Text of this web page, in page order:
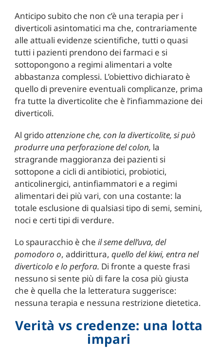
Anticipo subito che non c’è una terapia per i
diverticoli asintomatici ma che, contrariamente
alle attuali evidenze scientifiche, tutti o quasi
tutti i pazienti prendono dei farmaci e si
sottopongono a regimi alimentari a volte
abbastanza complessi. L’obiettivo dichiarato è
quello di prevenire eventuali complicanze, prima
fra tutte la diverticolite che è l’infiammazione dei
diverticoli.
Al gridoattenzione che, con la diverticolite, si può
produrre una perforazione del colon, la
stragrande maggioranza dei pazienti si
sottopone a cicli di antibiotici, probiotici,
anticolinergici, antinfiammatori e a regimi
alimentari dei più vari, con una costante: la
totale esclusione di qualsiasi tipo di semi, semini,
noci e certi tipi di verdure.
Lo spauracchio è che il seme dell’uva, del
pomodoro o, addirittura, quello del kiwi, entra nel
diverticolo e lo perfora. Di fronte a queste frasi
nessuno si sente più di fare la cosa più giusta
che è quella che la letteratura suggerisce:
nessuna terapia e nessuna restrizione dietetica.
Verità vs credenze: una lotta
impari